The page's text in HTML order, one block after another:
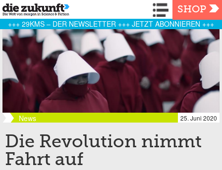
Navigation
SHOP
+++ 29KMS – DER NEWSLETTER +++ JETZT ABONNIEREN +++
News 25. Juni 2020
Die Revolution nimmt
Fahrt auf